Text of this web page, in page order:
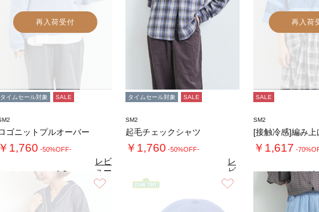
再入荷受付
タイムセール対象 SALE
ゴニットプルオーバー
￥1,760 -50%OFF-
4.8（8）
レビ
ュー
を見
る
タイムセール対象 SALE
SM2
起毛チェックシャツ
￥1,760 -50%OFF-
レ
ビ
ュ
ー
再入荷
SALE
SM2
￥1,617 -
お気に入り お気に入り